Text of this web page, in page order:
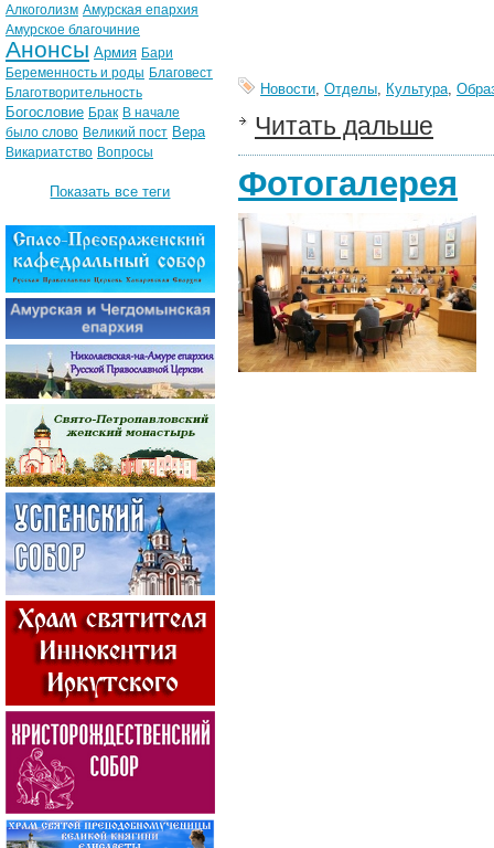
Новости, Отделы, Культура,
Читать дальше
Фотогалерея
Алкоголизм Амурская епархия
Амурское благочиние
Анонсы Армия Бари
Беременность и роды Благовест
Благотворительность
Богословие Брак В начале
было слово Великий пост Вера
Викариатство Вопросы
Показать все теги